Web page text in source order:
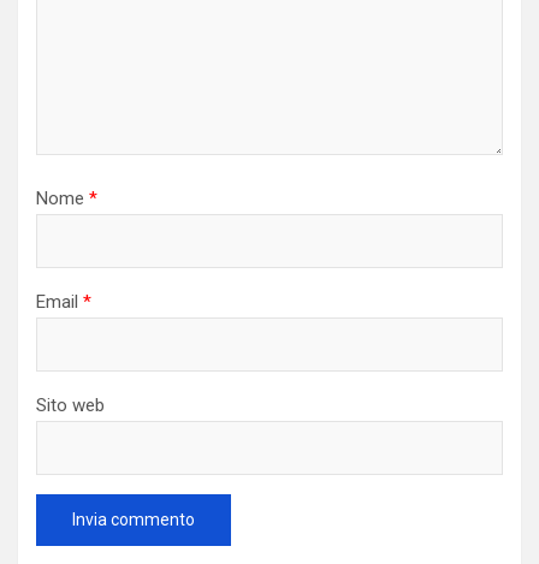
Nome *
Email *
Sito web